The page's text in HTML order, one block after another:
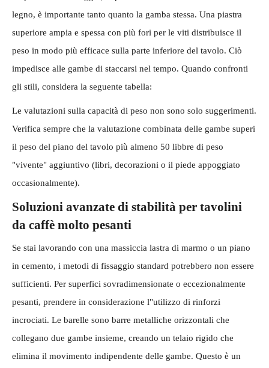
legno, è importante tanto quanto la gamba stessa. Una piastra
superiore ampia e spessa con più fori per le viti distribuisce il
peso in modo più efficace sulla parte inferiore del tavolo. Ciò
impedisce alle gambe di staccarsi nel tempo. Quando confronti
gli stili, considera la seguente tabella:
Le valutazioni sulla capacità di peso non sono solo suggerimenti.
Verifica sempre che la valutazione combinata delle gambe superi
il peso del piano del tavolo più almeno 50 libbre di peso
"vivente" aggiuntivo (libri, decorazioni o il piede appoggiato
occasionalmente).
Soluzioni avanzate di stabilità per tavolini
da caffè molto pesanti
Se stai lavorando con una massiccia lastra di marmo o un piano
in cemento, i metodi di fissaggio standard potrebbero non essere
sufficienti. Per superfici sovradimensionate o eccezionalmente
pesanti, prendere in considerazione l"utilizzo di rinforzi
incrociati. Le barelle sono barre metalliche orizzontali che
collegano due gambe insieme, creando un telaio rigido che
elimina il movimento indipendente delle gambe. Questo è un